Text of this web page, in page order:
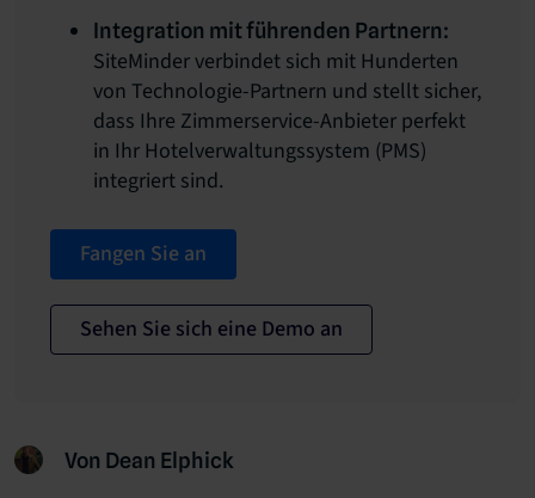
Integration mit führenden Partnern:
SiteMinder verbindet sich mit Hunderten
von Technologie-Partnern und stellt sicher,
dass Ihre Zimmerservice-Anbieter perfekt
in Ihr Hotelverwaltungssystem (PMS)
integriert sind.
Fangen Sie an
Sehen Sie sich eine Demo an
Von Dean Elphick